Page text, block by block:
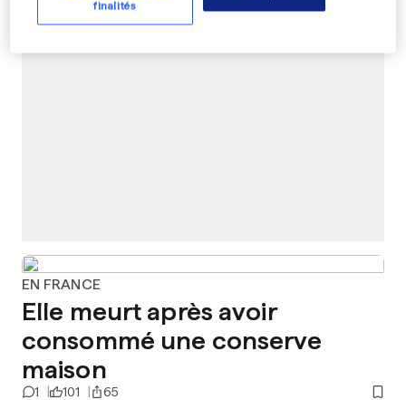
EN FRANCE
Elle meurt après avoir
consommé une conserve
maison
1 101 65
finalités